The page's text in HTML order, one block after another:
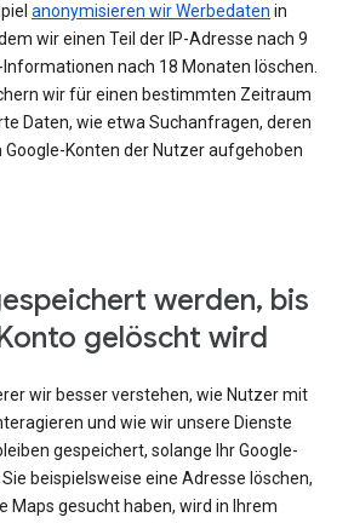
anonymisieren wir Werbedaten in
wir einen Teil der IP-Adresse nach 9
nach 18 Monaten löschen.
wir für einen bestimmten Zeitraum
Daten, wie etwa Suchanfragen, deren
Konten der Nutzer aufgehoben
werden, bis
gelöscht wird
wir besser verstehen, wie Nutzer mit
und wie wir unsere Dienste
gespeichert, solange Ihr Google-
beispielsweise eine Adresse löschen,
Maps gesucht haben, wird in Ihrem